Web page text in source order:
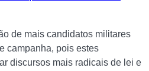
de mais candidatos militares
campanha, pois estes
discursos mais radicais de lei e